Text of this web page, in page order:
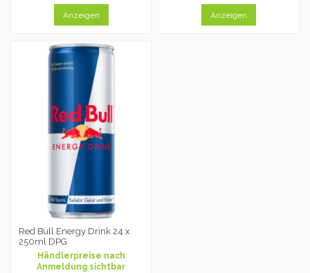
Anzeigen Anzeigen
Red Bull Energy Drink 24 x
250ml DPG
Händlerpreise nach
Anmeldung sichtbar